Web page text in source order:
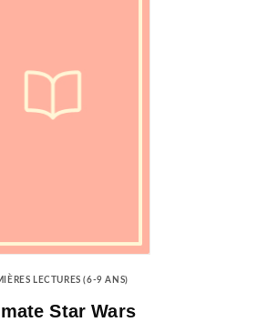
LECTURES (6-9 ANS)
Star Wars